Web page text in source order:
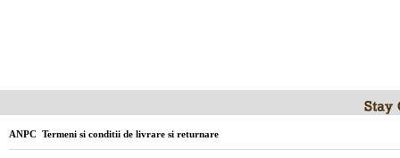
ANPC Termeni si conditii de livrare si returnare